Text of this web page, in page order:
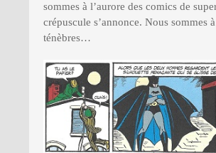
sommes à l’aurore des comics de
crépuscule s’annonce. Nous sommes
ténèbres…